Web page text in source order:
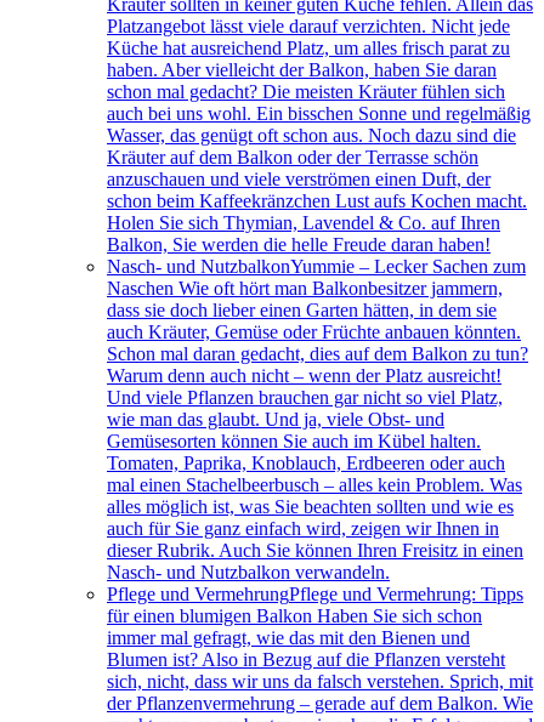
Kräuter sollten in keiner guten Küche fehlen. Allein das
Platzangebot lässt viele darauf verzichten. Nicht jede
Küche hat ausreichend Platz, um alles frisch parat zu
haben. Aber vielleicht der Balkon, haben Sie daran
schon mal gedacht? Die meisten Kräuter fühlen sich
auch bei uns wohl. Ein bisschen Sonne und regelmäßig
Wasser, das genügt oft schon aus. Noch dazu sind die
Kräuter auf dem Balkon oder der Terrasse schön
anzuschauen und viele verströmen einen Duft, der
schon beim Kaffeekränzchen Lust aufs Kochen macht.
Holen Sie sich Thymian, Lavendel & Co. auf Ihren
Balkon, Sie werden die helle Freude daran haben!
Nasch- und NutzbalkonYummie – Lecker Sachen zum
Naschen Wie oft hört man Balkonbesitzer jammern,
dass sie doch lieber einen Garten hätten, in dem sie
auch Kräuter, Gemüse oder Früchte anbauen könnten.
Schon mal daran gedacht, dies auf dem Balkon zu tun?
Warum denn auch nicht – wenn der Platz ausreicht!
Und viele Pflanzen brauchen gar nicht so viel Platz,
wie man das glaubt. Und ja, viele Obst- und
Gemüsesorten können Sie auch im Kübel halten.
Tomaten, Paprika, Knoblauch, Erdbeeren oder auch
mal einen Stachelbeerbusch – alles kein Problem. Was
alles möglich ist, was Sie beachten sollten und wie es
auch für Sie ganz einfach wird, zeigen wir Ihnen in
dieser Rubrik. Auch Sie können Ihren Freisitz in einen
Nasch- und Nutzbalkon verwandeln.
Pflege und VermehrungPflege und Vermehrung: Tipps
für einen blumigen Balkon Haben Sie sich schon
immer mal gefragt, wie das mit den Bienen und
Blumen ist? Also in Bezug auf die Pflanzen versteht
sich, nicht, dass wir uns da falsch verstehen. Sprich, mit
der Pflanzenvermehrung – gerade auf dem Balkon. Wie